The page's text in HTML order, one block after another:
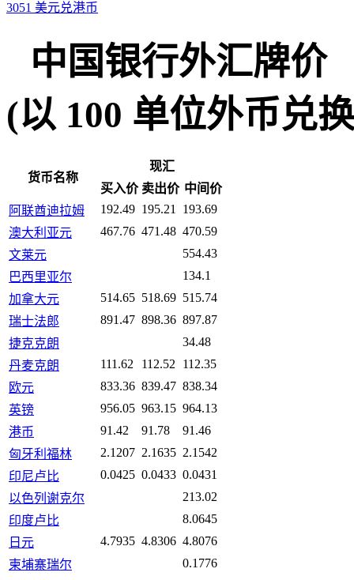
3051 美元兑港币
中国银行外汇牌价
(以 100 单位外币兑
货币名称
现汇
买入价 卖出价 中间价
阿联酋迪拉姆
192.49 195.21
193.69
澳大利亚元
467.76 471.48 470.59
文莱元
554.43
巴西里亚尔
134.1
加拿大元
514.65 518.69 515.74
瑞士法郎
891.47 898.36 897.87
捷克克朗
34.48
丹麦克朗
111.62 112.52
112.35
欧元
833.36 839.47 838.34
英镑
956.05 963.15 964.13
港币
91.42 91.78
91.46
匈牙利福林
2.1207 2.1635 2.1542
印尼卢比
0.0425 0.0433 0.0431
以色列谢克尔
213.02
印度卢比
8.0645
日元
4.7935 4.8306 4.8076
柬埔寨瑞尔
0.1776